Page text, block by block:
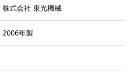
株式会社 東光機械
2006年製